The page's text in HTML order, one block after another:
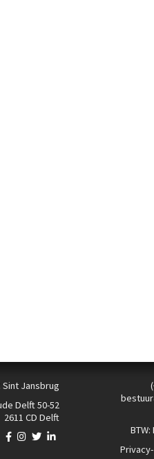
Sint Jansbrug
Delft 50-52
2611 CD Delft